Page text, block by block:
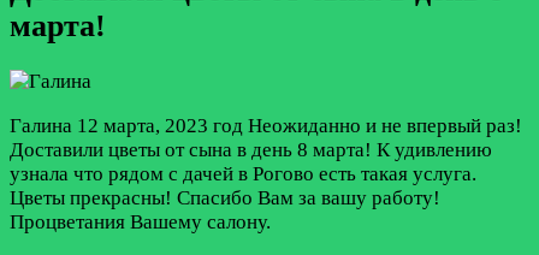
марта!
Галина 12 марта, 2023 год Неожиданно и не впервый раз!
Доставили цветы от сына в день 8 марта! К удивлению
узнала что рядом с дачей в Рогово есть такая услуга.
Цветы прекрасны! Спасибо Вам за вашу работу!
Процветания Вашему салону.